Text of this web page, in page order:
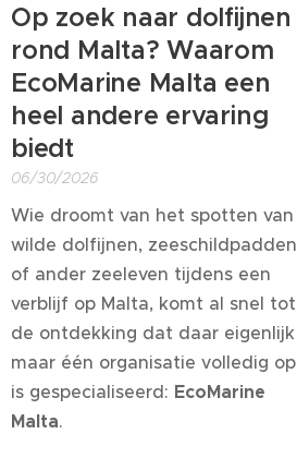
Op zoek naar dolfijnen
rond Malta? Waarom
EcoMarine Malta een
heel andere ervaring
biedt
06/30/2026
Wie droomt van het spotten van
wilde dolfijnen, zeeschildpadden
of ander zeeleven tijdens een
verblijf op Malta, komt al snel tot
de ontdekking dat daar eigenlijk
maar één organisatie volledig op
is gespecialiseerd: EcoMarine
Malta.